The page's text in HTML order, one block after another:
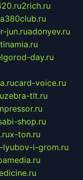
2rich.ru
a380club.ru
jun.ruadonyev.ru
day.ru
card-voice.ru
zebra-tlt.ru
shop.ru
x-ton.ru
lyubov-i-grom.ru